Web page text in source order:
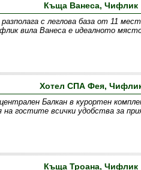
Къща Ванеса, Чифлик
с леглова база от 11
вила Ванеса е идеалното
Хотел СПА Фея,
Балкан в курортен
гостите всички удобства за
Къща Троана, Чифлик